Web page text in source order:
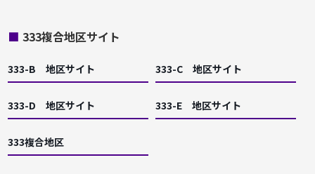
■ 333複合地区サイト
333-B 地区サイト 333-C 地区サイト
333-D 地区サイト 333-E 地区サイト
333複合地区